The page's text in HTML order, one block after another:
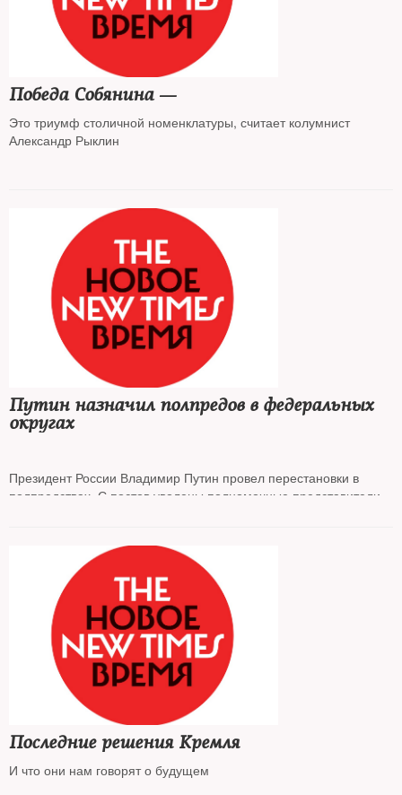
Победа Собянина —
Это триумф столичной номенклатуры, считает колумнист
Александр Рыклин
Путин назначил полпредов в федеральных
округах
Президент России Владимир Путин провел перестановки в
полпредствах. С постов уволены полномочные представители в
Последние решения Кремля
И что они нам говорят о будущем